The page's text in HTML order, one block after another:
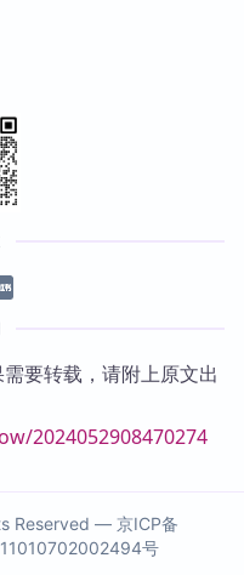
要转载，请附上原文出
2024052908470274
Reserved — 京ICP备
号